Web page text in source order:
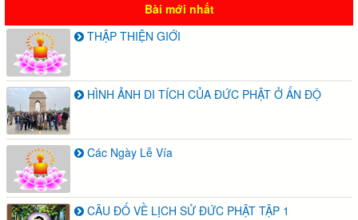
Bài mới nhất
THẬP THIỆN GIỚI
HÌNH ẢNH DI TÍCH CỦA ĐỨC PHẬT Ở ẤN ĐỘ
Các Ngày Lễ Vía
CÂU ĐỐ VỀ LỊCH SỬ ĐỨC PHẬT TẬP 1